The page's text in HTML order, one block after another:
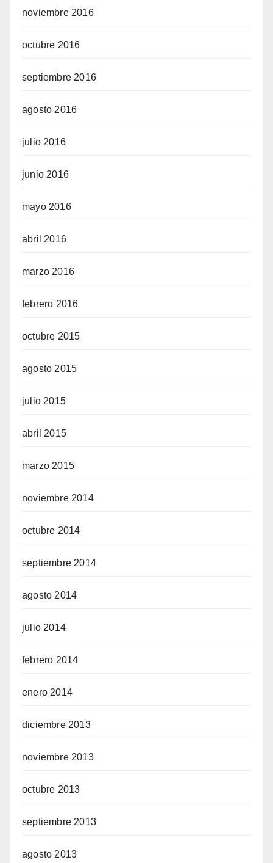
noviembre 2016
octubre 2016
septiembre 2016
agosto 2016
julio 2016
junio 2016
mayo 2016
abril 2016
marzo 2016
febrero 2016
octubre 2015
agosto 2015
julio 2015
abril 2015
marzo 2015
noviembre 2014
octubre 2014
septiembre 2014
agosto 2014
julio 2014
febrero 2014
enero 2014
diciembre 2013
noviembre 2013
octubre 2013
septiembre 2013
agosto 2013